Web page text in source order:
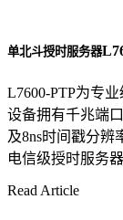
单北斗授时服务器
L7600-PTP为专业
设备拥有千兆端
及8ns时间戳分辨
电信级授时服务
Read Article